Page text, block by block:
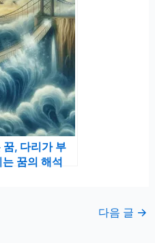
, 다리가 부
꿈의 해석
다음 글 →